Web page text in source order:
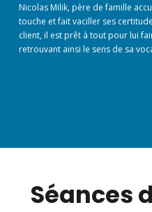
Nicolas Milik, père de famille
touche et fait vaciller ses
client, il est prêt à tout pour lui
retrouvant ainsi le sens de sa
Séances